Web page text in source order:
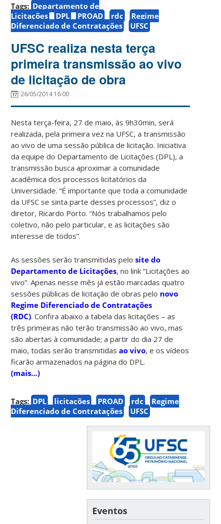
Tags: Departamento de
Licitações
DPL PROAD rdc
Regime
Diferenciado de Contratações
UFSC
UFSC realiza nesta terça
primeira transmissão ao vivo
de licitação de obra
26/05/2014 16:00
Nesta terça-feira, 27 de maio, às 9h30min, será
realizada, pela primeira vez na UFSC, a transmissão
ao vivo de uma sessão pública de licitação. Iniciativa
da equipe do Departamento de Licitações (DPL), a
transmissão busca aproximar a comunidade
acadêmica dos processos licitatórios da
Universidade. “É importante que toda a comunidade
da UFSC se sinta parte desses processos”, diz o
diretor, Ricardo Porto. “Nós trabalhamos pelo
coletivo, não pelo particular, e as licitações são
interesse de todos”.
As sessões serão transmitidas pelosite do
Departamento de Licitações, no link “Licitações ao
vivo”. Apenas nesse mês já estão marcadas quatro
sessões públicas de licitação de obras pelo novo
Regime Diferenciado de Contratações
(RDC). Confira abaixo a tabela das licitações – as
três primeiras não terão transmissão ao vivo, mas
são abertas à comunidade; a partir do dia 27 de
maio, todas serão transmitidasao vivo, e os vídeos
ficarão armazenados na página do DPL.
(mais…)
Tags: DPL licitações PROAD rdc
Regime
Diferenciado de Contratações
UFSC
Eventos